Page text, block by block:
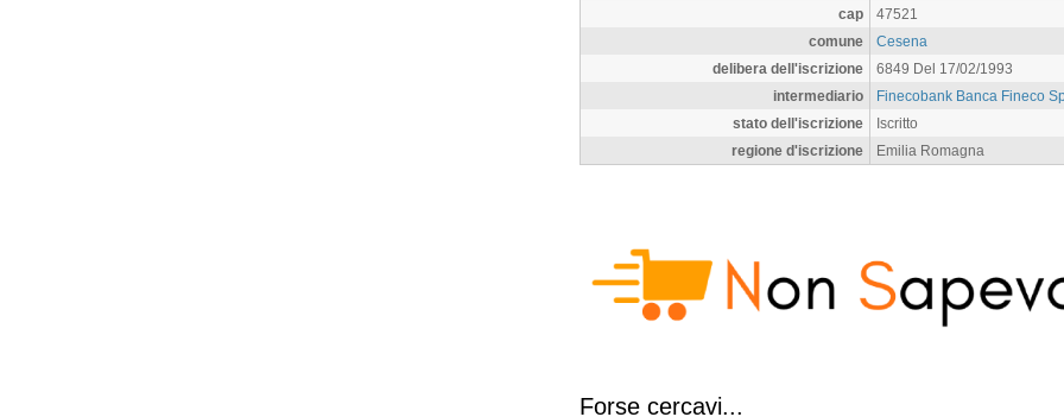
cap
47521
comune
Cesena
delibera dell'iscrizione
6849 Del 17/02/1993
intermediario
Finecobank Banca Fineco
stato dell'iscrizione
Iscritto
regione d'iscrizione
Emilia Romagna
Forse cercavi...